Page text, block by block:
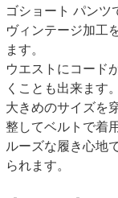
ゴショート パンツ
ヴィンテージ加工
ます。
ウエストにコード
くことも出来ます。
大きめのサイズを
整してベルトで着
ルーズな履き心地
られます。